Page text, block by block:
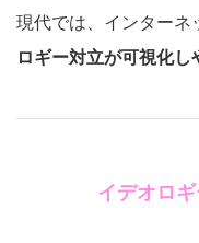
現代では、インターネ
ロギー対立が可視化し
イデオロ